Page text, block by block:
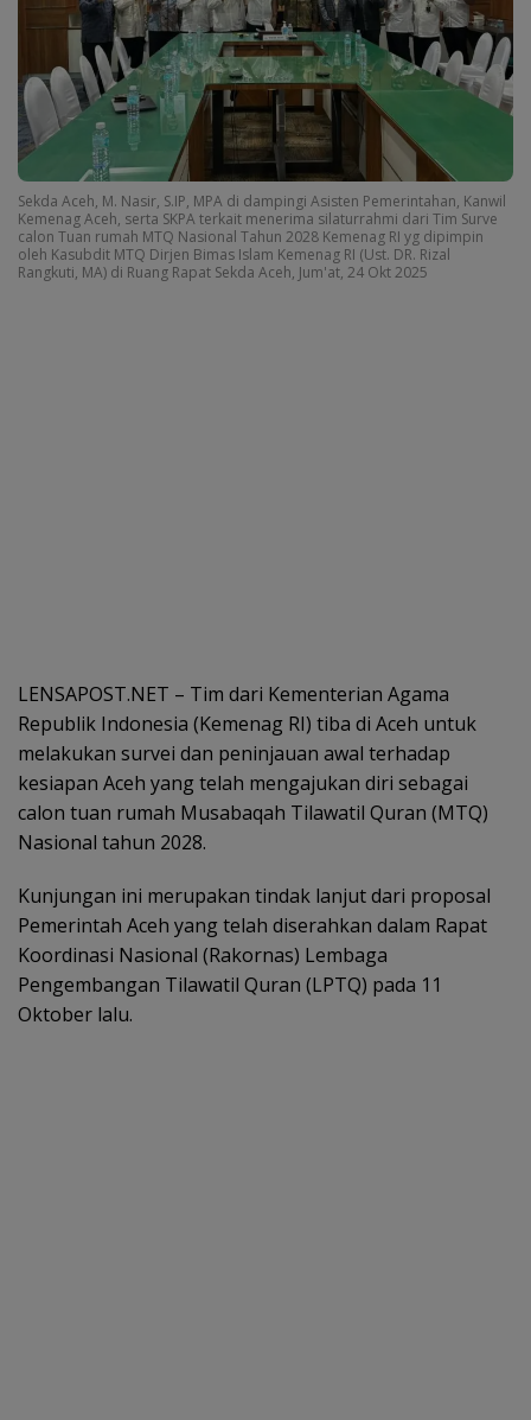
Sekda Aceh, M. Nasir, S.IP, MPA di dampingi Asisten Pemerintahan, Kanwil
Kemenag Aceh, serta SKPA terkait menerima silaturrahmi dari Tim Surve
calon Tuan rumah MTQ Nasional Tahun 2028 Kemenag RI yg dipimpin
oleh Kasubdit MTQ Dirjen Bimas Islam Kemenag RI (Ust. DR. Rizal
Rangkuti, MA) di Ruang Rapat Sekda Aceh, Jum'at, 24 Okt 2025
LENSAPOST.NET – Tim dari Kementerian Agama
Republik Indonesia (Kemenag RI) tiba di Aceh untuk
melakukan survei dan peninjauan awal terhadap
kesiapan Aceh yang telah mengajukan diri sebagai
calon tuan rumah Musabaqah Tilawatil Quran (MTQ)
Nasional tahun 2028.
Kunjungan ini merupakan tindak lanjut dari proposal
Pemerintah Aceh yang telah diserahkan dalam Rapat
Koordinasi Nasional (Rakornas) Lembaga
Pengembangan Tilawatil Quran (LPTQ) pada 11
Oktober lalu.